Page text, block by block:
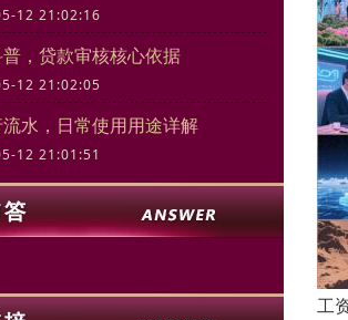
12 21:02:16
，贷款审核核心依据
12 21:02:05
水，日常使用用途详解
12 21:01:51
工